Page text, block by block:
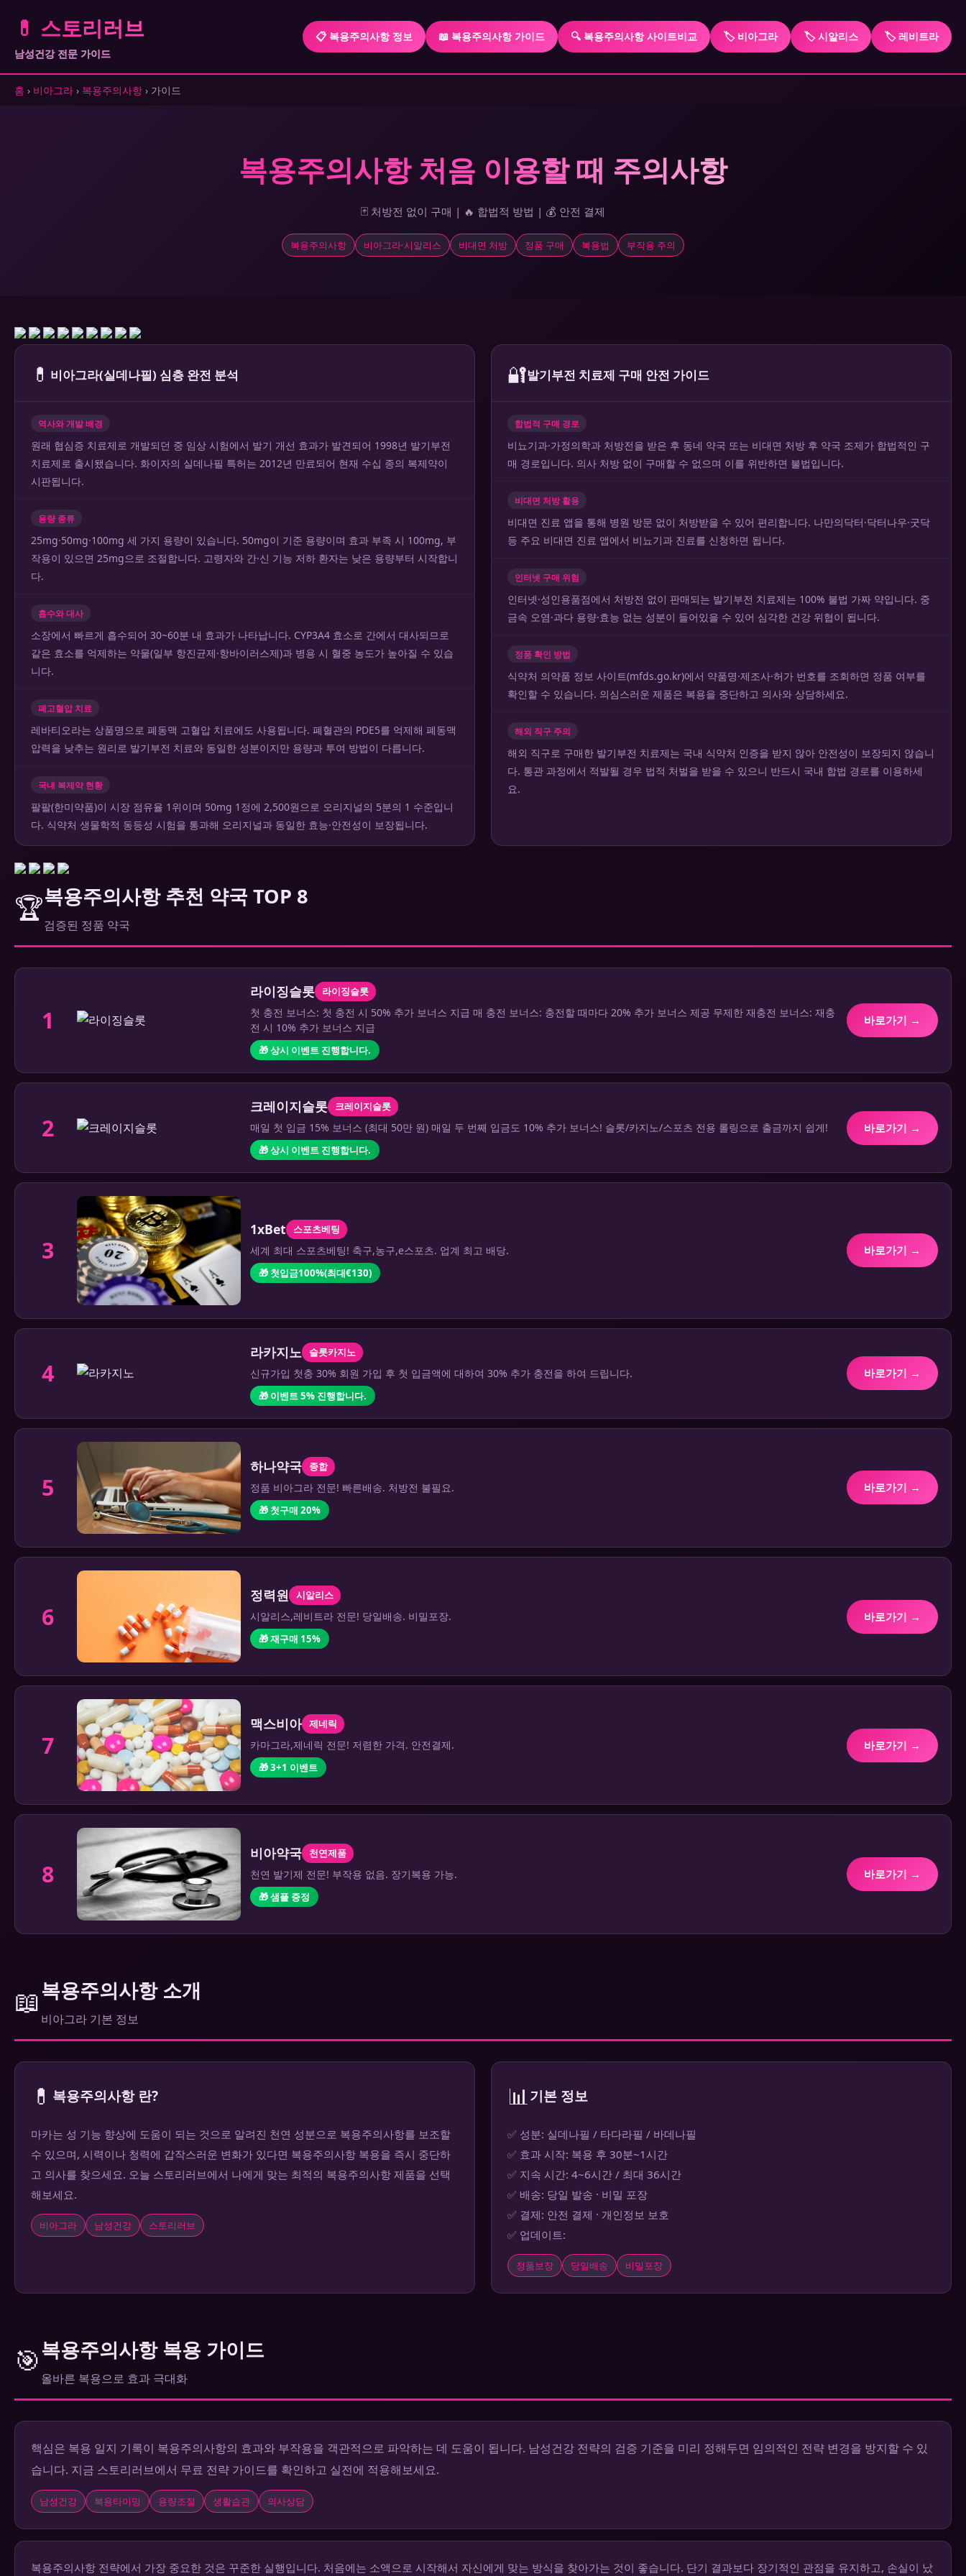
💊 스토리러브
남성건강 전문 가이드
📋 복용주의사항 정보 📖 복용주의사항 가이드 🔍 복용주의사항 사이트비교 🏷️ 비아그라 🏷️ 시알리스 🏷️ 레비트라
홈 › 비아그라 › 복용주의사항 › 가이드
복용주의사항 처음 이용할 때 주의사항
🃏 처방전 없이 구매 | 🔥 합법적 방법 | 💰 안전 결제
복용주의사항 비아그라·시알리스 비대면 처방 정품 구매 복용법 부작용 주의
💊 비아그라(실데나필) 심층 완전 분석
역사와 개발 배경
원래 협심증 치료제로 개발되던 중 임상 시험에서 발기 개선 효과가 발견되어 1998년 발기부전
치료제로 출시됐습니다. 화이자의 실데나필 특허는 2012년 만료되어 현재 수십 종의 복제약이
시판됩니다.
용량 종류
25mg·50mg·100mg 세 가지 용량이 있습니다. 50mg이 기준 용량이며 효과 부족 시 100mg, 부
작용이 있으면 25mg으로 조절합니다. 고령자와 간·신 기능 저하 환자는 낮은 용량부터 시작합니
다.
흡수와 대사
소장에서 빠르게 흡수되어 30~60분 내 효과가 나타납니다. CYP3A4 효소로 간에서 대사되므로
같은 효소를 억제하는 약물(일부 항진균제·항바이러스제)과 병용 시 혈중 농도가 높아질 수 있습
니다.
폐고혈압 치료
레바티오라는 상품명으로 폐동맥 고혈압 치료에도 사용됩니다. 폐혈관의 PDE5를 억제해 폐동맥
압력을 낮추는 원리로 발기부전 치료와 동일한 성분이지만 용량과 투여 방법이 다릅니다.
국내 복제약 현황
팔팔(한미약품)이 시장 점유율 1위이며 50mg 1정에 2,500원으로 오리지널의 5분의 1 수준입니
다. 식약처 생물학적 동등성 시험을 통과해 오리지널과 동일한 효능·안전성이 보장됩니다.
🔐발기부전 치료제 구매 안전 가이드
합법적 구매 경로
비뇨기과·가정의학과 처방전을 받은 후 동네 약국 또는 비대면 처방 후 약국 조제가 합법적인 구
매 경로입니다. 의사 처방 없이 구매할 수 없으며 이를 위반하면 불법입니다.
비대면 처방 활용
비대면 진료 앱을 통해 병원 방문 없이 처방받을 수 있어 편리합니다. 나만의닥터·닥터나우·굿닥
등 주요 비대면 진료 앱에서 비뇨기과 진료를 신청하면 됩니다.
인터넷 구매 위험
인터넷·성인용품점에서 처방전 없이 판매되는 발기부전 치료제는 100% 불법 가짜 약입니다. 중
금속 오염·과다 용량·효능 없는 성분이 들어있을 수 있어 심각한 건강 위협이 됩니다.
정품 확인 방법
식약처 의약품 정보 사이트(mfds.go.kr)에서 약품명·제조사·허가 번호를 조회하면 정품 여부를
확인할 수 있습니다. 의심스러운 제품은 복용을 중단하고 의사와 상담하세요.
해외 직구 주의
해외 직구로 구매한 발기부전 치료제는 국내 식약처 인증을 받지 않아 안전성이 보장되지 않습니
다. 통관 과정에서 적발될 경우 법적 처벌을 받을 수 있으니 반드시 국내 합법 경로를 이용하세
요.
🏆복용주의사항 추천 약국 TOP 8
검증된 정품 약국
1
라이징슬롯 라이징슬롯
첫 충전 보너스: 첫 충전 시 50% 추가 보너스 지급 매 충전 보너스: 충전할 때마다 20% 추가 보너스 제공 무제한 재충전 보너스: 재충
전 시 10% 추가 보너스 지급
🎁 상시 이벤트 진행합니다.
바로가기 →
2
크레이지슬롯 크레이지슬롯
매일 첫 입금 15% 보너스 (최대 50만 원) 매일 두 번째 입금도 10% 추가 보너스! 슬롯/카지노/스포츠 전용 롤링으로 출금까지 쉽게!
🎁 상시 이벤트 진행합니다.
바로가기 →
3
1xBet 스포츠베팅
세계 최대 스포츠베팅! 축구,농구,e스포츠. 업계 최고 배당.
🎁 첫입금100%(최대€130)
바로가기 →
4
라카지노 슬롯카지노
신규가입 첫충 30% 회원 가입 후 첫 입금액에 대하여 30% 추가 충전을 하여 드립니다.
🎁 이벤트 5% 진행합니다.
바로가기 →
5
하나약국 종합
정품 비아그라 전문! 빠른배송. 처방전 불필요.
🎁 첫구매 20%
바로가기 →
6
정력원 시알리스
시알리스,레비트라 전문! 당일배송. 비밀포장.
🎁 재구매 15%
바로가기 →
7
맥스비아 제네릭
카마그라,제네릭 전문! 저렴한 가격. 안전결제.
🎁 3+1 이벤트
바로가기 →
8
비아약국 천연제품
천연 발기제 전문! 부작용 없음. 장기복용 가능.
🎁 샘플 증정
바로가기 →
📖복용주의사항 소개
비아그라 기본 정보
💊 복용주의사항 란?
마카는 성 기능 향상에 도움이 되는 것으로 알려진 천연 성분으로 복용주의사항를 보조할
수 있으며, 시력이나 청력에 갑작스러운 변화가 있다면 복용주의사항 복용을 즉시 중단하
고 의사를 찾으세요. 오늘 스토리러브에서 나에게 맞는 최적의 복용주의사항 제품을 선택
해보세요.
비아그라 남성건강 스토리러브
📊기본 정보
✅ 성분: 실데나필 / 타다라필 / 바데나필
✅ 효과 시작: 복용 후 30분~1시간
✅ 지속 시간: 4~6시간 / 최대 36시간
✅ 배송: 당일 발송 · 비밀 포장
✅ 결제: 안전 결제 · 개인정보 보호
✅ 업데이트:
정품보장 당일배송 비밀포장
🎯복용주의사항 복용 가이드
올바른 복용으로 효과 극대화
핵심은 복용 일지 기록이 복용주의사항의 효과와 부작용을 객관적으로 파악하는 데 도움이 됩니다. 남성건강 전략의 검증 기준을 미리 정해두면 임의적인 전략 변경을 방지할 수 있
습니다. 지금 스토리러브에서 무료 전략 가이드를 확인하고 실전에 적용해보세요.
남성건강 복용타이밍 용량조절 생활습관 의사상담
복용주의사항 전략에서 가장 중요한 것은 꾸준한 실행입니다. 처음에는 소액으로 시작해서 자신에게 맞는 방식을 찾아가는 것이 좋습니다. 단기 결과보다 장기적인 관점을 유지하고, 손실이 났